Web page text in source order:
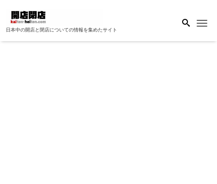
日本中の開店と閉店についての情報を集めたサイト